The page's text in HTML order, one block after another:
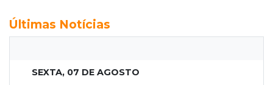
Últimas Notícias
SEXTA, 07 DE AGOSTO